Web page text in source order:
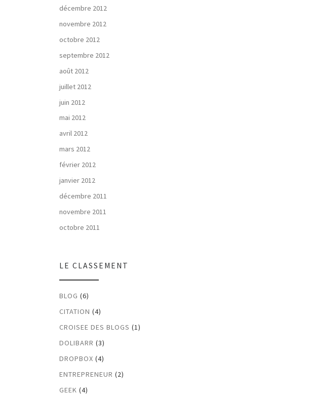
décembre 2012
novembre 2012
octobre 2012
septembre 2012
août 2012
juillet 2012
juin 2012
mai 2012
avril 2012
mars 2012
février 2012
janvier 2012
décembre 2011
novembre 2011
octobre 2011
LE CLASSEMENT
BLOG (6)
CITATION (4)
CROISEE DES BLOGS (1)
DOLIBARR (3)
DROPBOX (4)
ENTREPRENEUR (2)
GEEK (4)